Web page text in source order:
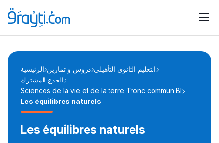
Catégories
d'actualités
Annonces bourses
الرئيسية دروس و تمارين التعليم الثانوي التأهيلي
الجدع المشترك
Sciences de la vie et de la terre Tronc commun BI
Les équilibres naturels
Les équilibres naturels